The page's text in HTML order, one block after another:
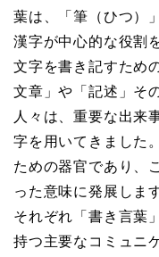
葉は、「筆（ひつ）
漢字が中心的な役割
文字を書き記すため
文章」や「記述」そ
人々は、重要な出来
字を用いてきました
ための器官であり、
った意味に発展しま
それぞれ「書き言葉
持つ主要なコミュニ